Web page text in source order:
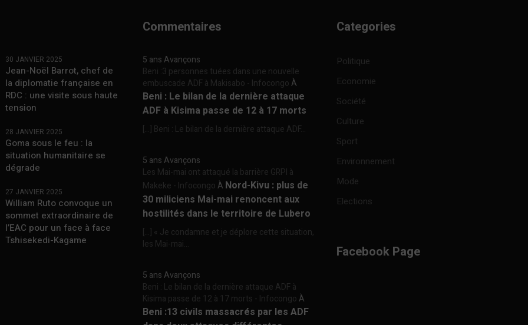
30 JANVIER 2025
Jean-Noël Barrot, chef de
la diplomatie française en
RDC : une visite sous haute
tension
28 JANVIER 2025
Goma sous le feu : la
situation humanitaire se
dégrade
27 JANVIER 2025
William Ruto convoque un
sommet extraordinaire de
l’EAC pour un face à face
Tshisekedi-Kagame
Commentaires
5 ans Avançons
Beni :3 personnes tuées dans une nouvelle
embuscade ADF à Makisabo - InfocongoÀ
Beni : Le bilan de la dernière attaque
ADF à Kisima passe de 12 à 17 morts
[…] Beni : Le bilan de la dernière attaque ADF...
5 ans Avançons
Les Mai-mai ont attaqué la barrière GRPI à
Makeke - InfocongoÀ Nord-Kivu : plus de
30 miliciens Mai-mai renoncent aux
hostilités dans le territoire de Lubero
[…] « Je condamne et je déplore cette situation,
les Mai-mai...
5 ans Avançons
Beni : Le bilan de la dernière attaque ADF à
Kisima passe de 12 à 17 morts - InfocongoÀ
Beni :13 civils massacrés par les ADF
Categories
Politique
Economie
Société
Culture
Sport
Environnement
Mode
Elections
Facebook Page